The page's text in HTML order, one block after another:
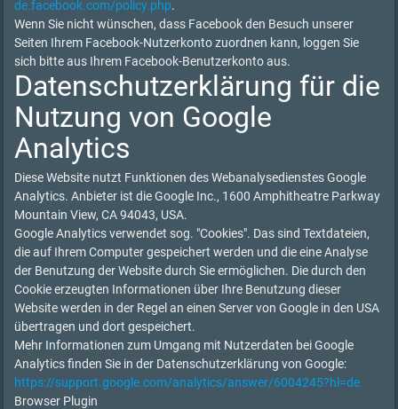
de.facebook.com/policy.php.
Wenn Sie nicht wünschen, dass Facebook den Besuch unserer
Seiten Ihrem Facebook-Nutzerkonto zuordnen kann, loggen Sie
sich bitte aus Ihrem Facebook-Benutzerkonto aus.
Datenschutzerklärung für die
Nutzung von Google
Analytics
Diese Website nutzt Funktionen des Webanalysedienstes Google
Analytics. Anbieter ist die Google Inc., 1600 Amphitheatre Parkway
Mountain View, CA 94043, USA.
Google Analytics verwendet sog. "Cookies". Das sind Textdateien,
die auf Ihrem Computer gespeichert werden und die eine Analyse
der Benutzung der Website durch Sie ermöglichen. Die durch den
Cookie erzeugten Informationen über Ihre Benutzung dieser
Website werden in der Regel an einen Server von Google in den USA
übertragen und dort gespeichert.
Mehr Informationen zum Umgang mit Nutzerdaten bei Google
Analytics finden Sie in der Datenschutzerklärung von Google:
https://support.google.com/analytics/answer/6004245?hl=de
Browser Plugin